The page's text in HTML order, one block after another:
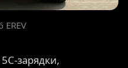
EREV
зарядки,